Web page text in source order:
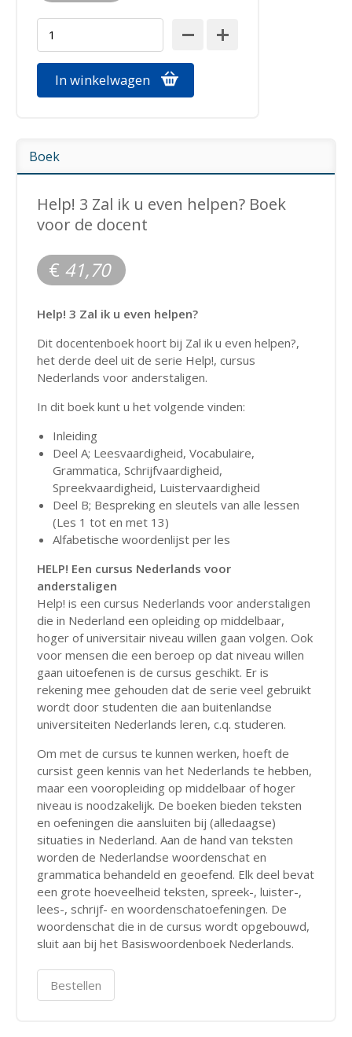
In winkelwagen
Boek
Help! 3 Zal ik u even helpen? Boek
voor de docent
€ 41,70
Help! 3 Zal ik u even helpen?
Dit docentenboek hoort bij Zal ik u even helpen?,
het derde deel uit de serie Help!, cursus
Nederlands voor anderstaligen.
In dit boek kunt u het volgende vinden:
Inleiding
Deel A; Leesvaardigheid, Vocabulaire,
Grammatica, Schrijfvaardigheid,
Spreekvaardigheid, Luistervaardigheid
Deel B; Bespreking en sleutels van alle lessen
(Les 1 tot en met 13)
Alfabetische woordenlijst per les
HELP! Een cursus Nederlands voor
anderstaligen
Help! is een cursus Nederlands voor anderstaligen
die in Nederland een opleiding op middelbaar,
hoger of universitair niveau willen gaan volgen. Ook
voor mensen die een beroep op dat niveau willen
gaan uitoefenen is de cursus geschikt. Er is
rekening mee gehouden dat de serie veel gebruikt
wordt door studenten die aan buitenlandse
universiteiten Nederlands leren, c.q. studeren.
Om met de cursus te kunnen werken, hoeft de
cursist geen kennis van het Nederlands te hebben,
maar een vooropleiding op middelbaar of hoger
niveau is noodzakelijk. De boeken bieden teksten
en oefeningen die aansluiten bij (alledaagse)
situaties in Nederland. Aan de hand van teksten
worden de Nederlandse woordenschat en
grammatica behandeld en geoefend. Elk deel bevat
een grote hoeveelheid teksten, spreek-, luister-,
lees-, schrijf- en woordenschatoefeningen. De
woordenschat die in de cursus wordt opgebouwd,
sluit aan bij het Basiswoordenboek Nederlands.
Bestellen